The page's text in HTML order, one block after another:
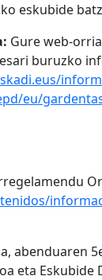
eskubide
Gure web-
buruzko
eu/
abenduaren
eta Eskubide